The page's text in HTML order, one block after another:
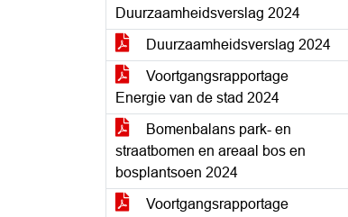
Duurzaamheidsverslag 2024
Duurzaamheidsverslag 2024
Voortgangsrapportage
Energie van de stad 2024
Bomenbalans park- en
straatbomen en areaal bos en
bosplantsoen 2024
Voortgangsrapportage